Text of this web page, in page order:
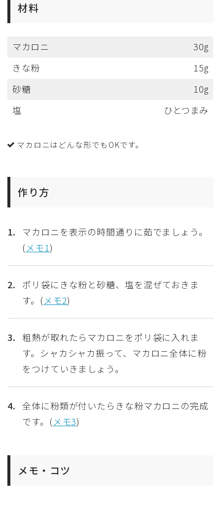
材料
マカロニ
30g
きな粉
15g
砂糖
10g
塩
ひとつまみ
マカロニはどんな形でもOKです。
作り方
1.
マカロニを表示の時間通りに茹でましょう。
(メモ1)
2.
ポリ袋にきな粉と砂糖、塩を混ぜておきま
す。 (メモ2)
3.
粗熱が取れたらマカロニをポリ袋に入れま
す。シャカシャカ振って、マカロニ全体に粉
をつけていきましょう。
4. 全体に粉類が付いたらきな粉マカロニの完成
です。 (メモ3)
メモ・コツ